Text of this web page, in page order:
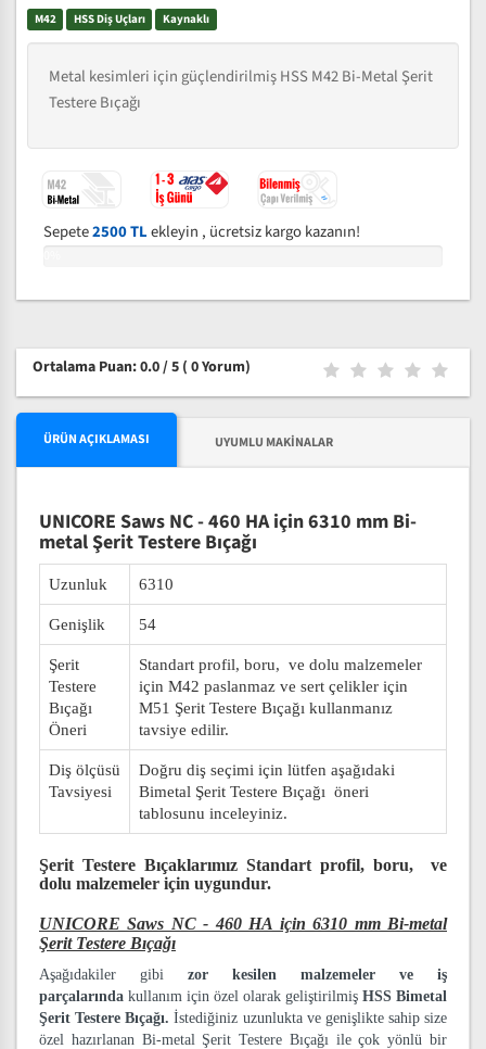
M42 HSS Diş Uçları Kaynaklı
Metal kesimleri için güçlendirilmiş HSS M42 Bi-Metal Şerit
Testere Bıçağı
Sepete2500 TLekleyin , ücretsiz kargo kazanın!
Ortalama Puan: 0.0 / 5 ( 0 Yorum)
ÜRÜN AÇIKLAMASI UYUMLU MAKINALAR
UNICORE Saws NC - 460 HA için 6310 mm Bi-
metal Şerit Testere Bıçağı
Uzunluk 6310
Genişlik 54
Şerit
Testere
Bıçağı
Öneri
Standart profil, boru, ve dolu malzemeler
için M42 paslanmaz ve sert çelikler için
M51 Şerit Testere Bıçağı kullanmanız
tavsiye edilir.
Diş ölçüsü
Tavsiyesi
Doğru diş seçimi için lütfen aşağıdaki
Bimetal Şerit Testere Bıçağı öneri
tablosunu inceleyiniz.
Şerit Testere Bıçaklarımız Standart profil, boru, ve
dolu malzemeler için uygundur.
UNICORE Saws NC - 460 HA için 6310 mm Bi-metal
Şerit Testere Bıçağı
Aşağıdakiler gibi zor kesilen malzemeler ve iş
parçalarında kullanım için özel olarak geliştirilmiş HSS Bimetal
Şerit Testere Bıçağı.İstediğiniz uzunlukta ve genişlikte sahip size
özel hazırlanan Bi-metal Şerit Testere Bıçağı ile çok yönlü bir